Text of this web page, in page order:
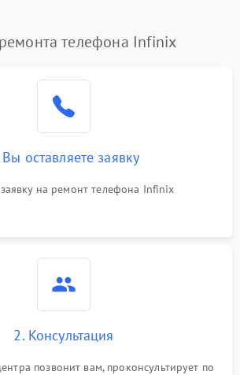
телефона Infinix
Вы оставляете заявку
заявку на ремонт телефона Infinix
2. Консультация
позвонит вам, проконсультирует по